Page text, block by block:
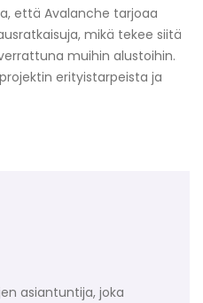
että Avalanche tarjoaa
mikä tekee siitä
muihin alustoihin.
erityistarpeista ja
asiantuntija, joka